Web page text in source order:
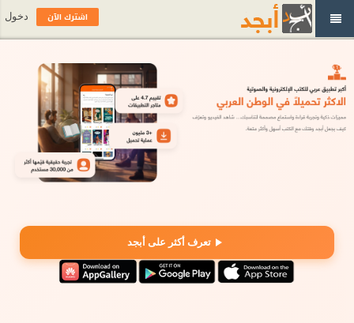
تعرف أكثر على أبجد
اشترك الآن دخول